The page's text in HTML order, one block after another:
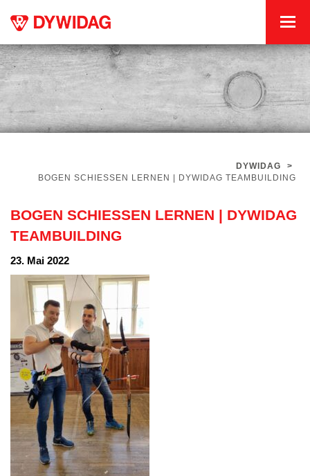
DYWIDAG
>
BOGEN SCHIESSEN LERNEN | DYWIDAG TEAMBUILDING
BOGEN SCHIESSEN LERNEN | DYWIDAG
TEAMBUILDING
23. Mai 2022